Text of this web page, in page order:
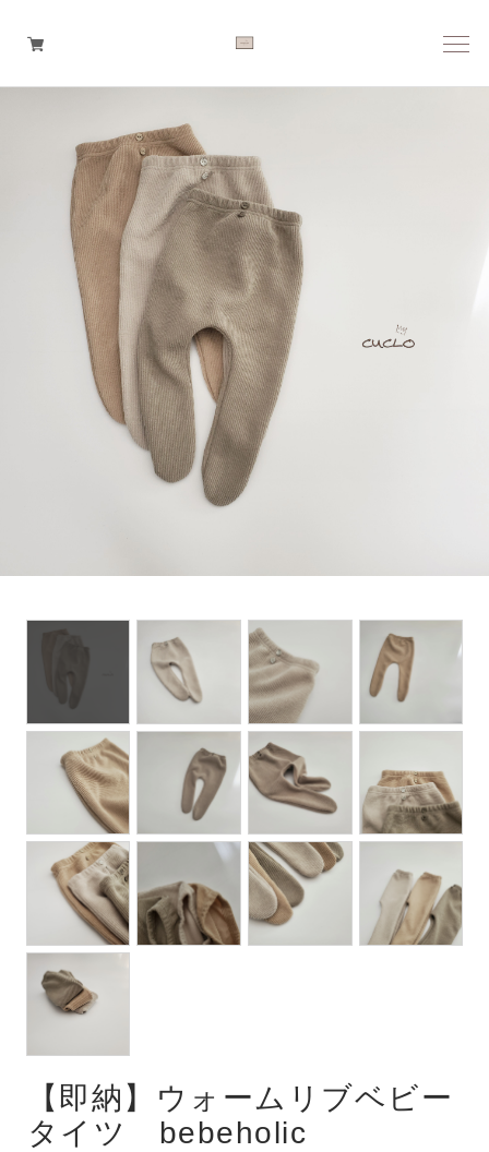
Boys
Girls
Baby
Brand
Tops
Bottoms
Room wear
Hat / Cap
Socks
Shoes
Bag
Accessories / Goods
Gift wrapping
【即納】ウォームリブベビー
タイツ bebeholic